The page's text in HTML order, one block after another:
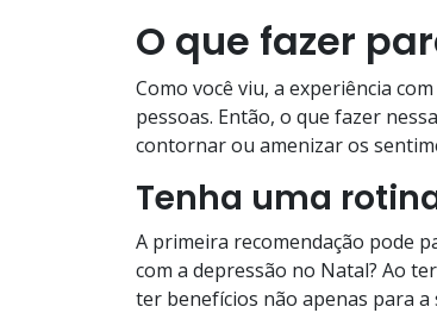
O que fazer
Como você viu, a experiência
pessoas. Então, o que fazer
contornar ou amenizar os
Tenha uma
A primeira recomendação pode
com a depressão no Natal? Ao
ter benefícios não apenas para a